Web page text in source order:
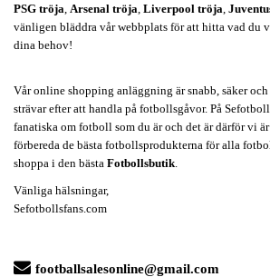
PSG tröja Arsenal tröja Liverpool tröja
vänligen bläddra vår webbplats för att hitta vad du
dina behov!
Vår online shopping anläggning är snabb, säker
strävar efter att handla på fotbollsgåvor. På
fanatiska om fotboll som du är och det är därför vi
förbereda de bästa fotbollsprodukterna för alla
shoppa i den bästa Fotbollsbutik
Vänliga hälsningar,
Sefotbollsfans.com
footballsalesonline@gmail.com